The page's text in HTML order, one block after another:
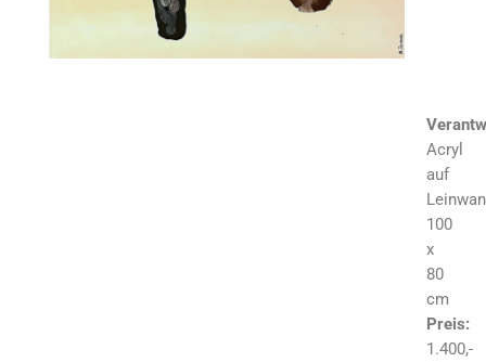
Acryl
auf
100
x
80
cm
Preis:
1.400,-